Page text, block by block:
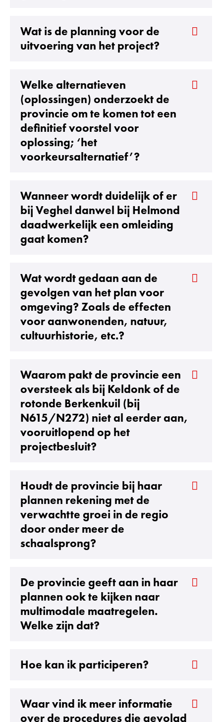
Wat is de planning voor de
uitvoering van het project?
Welke alternatieven
(oplossingen) onderzoekt de
provincie om te komen tot een
definitief voorstel voor
oplossing; ‘het
voorkeursalternatief’?
Wanneer wordt duidelijk of er
bij Veghel danwel bij Helmond
daadwerkelijk een omleiding
gaat komen?
Wat wordt gedaan aan de
gevolgen van het plan voor
omgeving? Zoals de effecten
voor aanwonenden, natuur,
cultuurhistorie, etc.?
Waarom pakt de provincie een
oversteek als bij Keldonk of de
rotonde Berkenkuil (bij
N615/N272) niet al eerder aan,
vooruitlopend op het
projectbesluit?
Houdt de provincie bij haar
plannen rekening met de
verwachtte groei in de regio
door onder meer de
schaalsprong?
De provincie geeft aan in haar
plannen ook te kijken naar
multimodale maatregelen.
Welke zijn dat?
Hoe kan ik participeren?
Waar vind ik meer informatie
over de procedures die gevolgd